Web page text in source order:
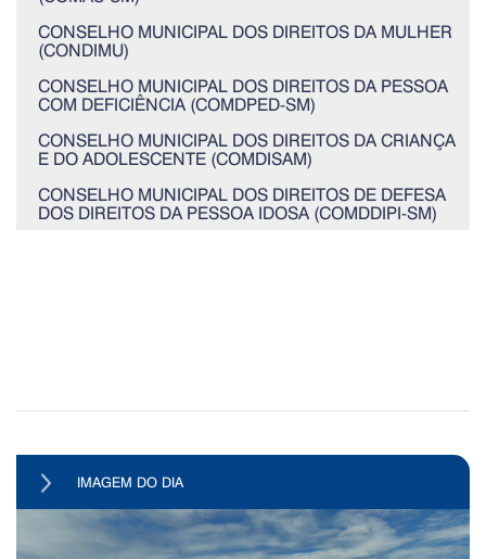
CONSELHO MUNICIPAL DOS DIREITOS DA MULHER
(CONDIMU)
CONSELHO MUNICIPAL DOS DIREITOS DA PESSOA
COM DEFICIÊNCIA (COMDPED-SM)
CONSELHO MUNICIPAL DOS DIREITOS DA CRIANÇA
E DO ADOLESCENTE (COMDISAM)
CONSELHO MUNICIPAL DOS DIREITOS DE DEFESA
DOS DIREITOS DA PESSOA IDOSA (COMDDIPI-SM)
IMAGEM DO DIA